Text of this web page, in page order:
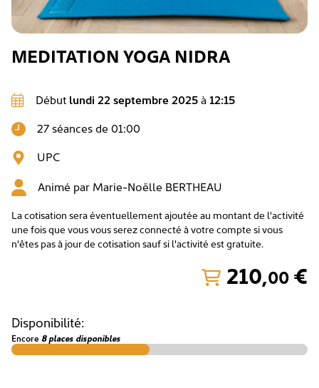
MEDITATION YOGA NIDRA
Début lundi 22 septembre 2025à 12:15
27 séances de 01:00
UPC
Animé par Marie-Noëlle BERTHEAU
La cotisation sera éventuellement ajoutée au montant de l'activité
une fois que vous vous serez connecté à votre compte si vous
n'êtes pas à jour de cotisation sauf si l'activité est gratuite.
210,00 €
Disponibilité:
Encore 8 places disponibles